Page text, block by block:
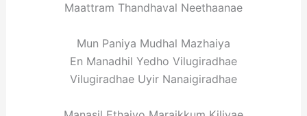
Maattram Thandhaval Neethaanae
Mun Paniya Mudhal Mazhaiya
En Manadhil Yedho Vilugiradhae
Vilugiradhae Uyir Nanaigiradhae